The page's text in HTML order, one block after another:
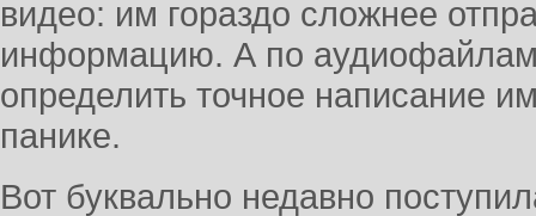
видео: им гораздо сложнее
информацию. А по
определить точное написание
панике.
Вот буквально недавно